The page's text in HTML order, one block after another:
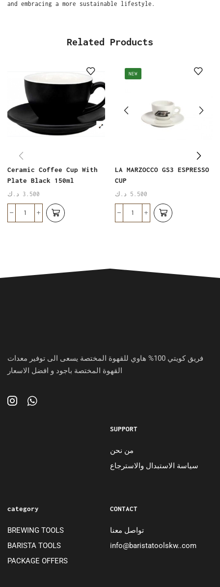
and embracing a more sustainable lifestyle.
Related Products
Ceramic Coffee Cup With
Plate Black 150ml
3.500 د.ك
NEW
LA MARZOCCO GS3 ESPRESSO
CUP
5.500 د.ك
فريق كويتي 100% هاوي للقهوة المختصة يسعى الى توفير معدات
القهوة المختصة باجود و افضل الاسعار
SUPPORT
من نحن
سياسة الاستبدال والاسترجاع
category
BREWING TOOLS
BARISTA TOOLS
PACKAGE OFFERS
CONTACT
تواصل معنا
info@baristatoolskw..com